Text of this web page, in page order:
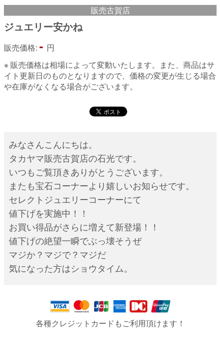
販売古賀店
ジュエリー安かね
販売価格: - 円
※ 販売価格は相場によって変動いたします。また、商品はサ
イト更新日のものとなりますので、価格の変更が生じる場合
や在庫がなくなる場合がございます。
みなさんこんにちは。
タカヤマ販売古賀店の石光です。
いつもご覧頂きありがとうございます。
またも宝石コーナーより嬉しいお知らせです。
セレクトジュエリーコーナーにて
値下げを実施中！！
お買い得品がさらに増えて新登場！！
値下げの絶望一瞬でぶっ壊そうぜ
マジか？マジで？マジだ
気になった方はショウタイム。
各種クレジットカードもご利用頂けます！